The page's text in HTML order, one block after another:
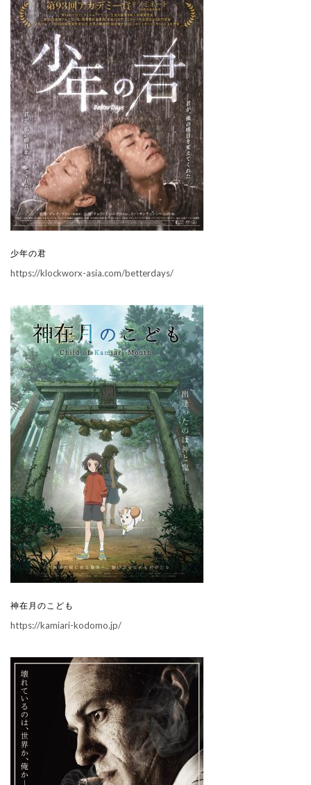
少年の君
https://klockworx-asia.com/betterdays/
神在月のこども
https://kamiari-kodomo.jp/